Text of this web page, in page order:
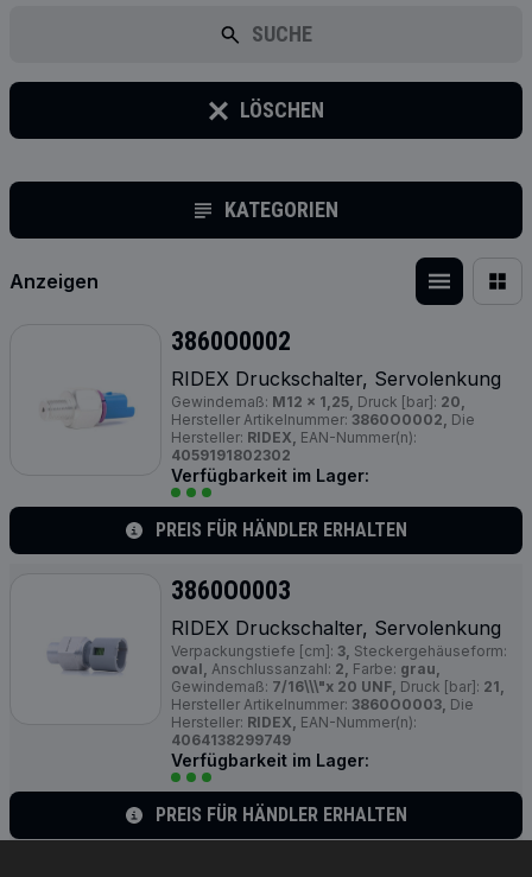
SUCHE
LÖSCHEN
KATEGORIEN
Anzeigen
3860O0002
RIDEX Druckschalter, Servolenkung
Gewindemaß: M12 x 1,25, Druck [bar]: 20,
Hersteller Artikelnummer: 3860O0002, Die
Hersteller: RIDEX, EAN-Nummer(n):
4059191802302
Verfügbarkeit im Lager:
PREIS FÜR HÄNDLER ERHALTEN
3860O0003
RIDEX Druckschalter, Servolenkung
Verpackungstiefe [cm]: 3, Steckergehäuseform:
oval, Anschlussanzahl: 2, Farbe: grau,
Gewindemaß: 7/16\\\"x 20 UNF, Druck [bar]: 21,
Hersteller Artikelnummer: 3860O0003, Die
Hersteller: RIDEX, EAN-Nummer(n):
4064138299749
Verfügbarkeit im Lager:
PREIS FÜR HÄNDLER ERHALTEN